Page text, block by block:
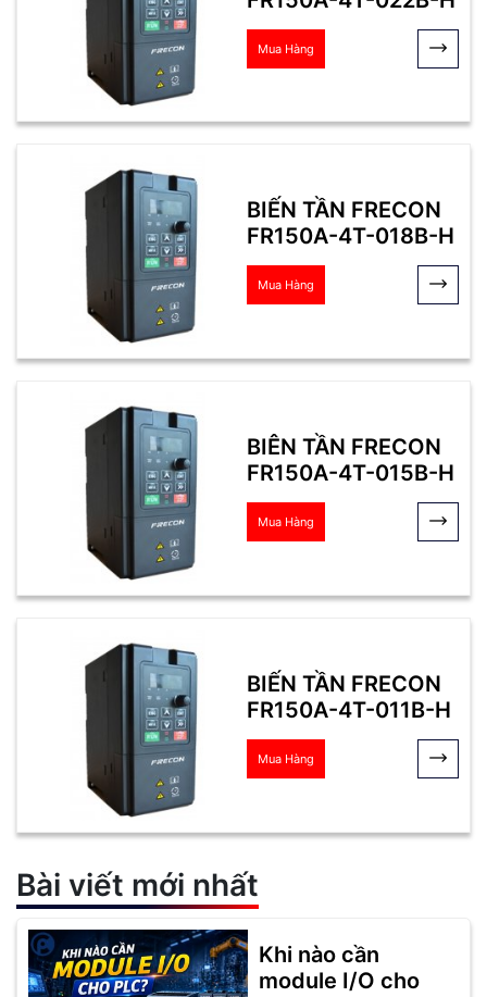
Mua Hàng
BIẾN TẦN FRECON
FR150A-4T-018B-H
Mua Hàng
BIÊN TẦN FRECON
FR150A-4T-015B-H
Mua Hàng
BIẾN TẦN FRECON
FR150A-4T-011B-H
Mua Hàng
Bài viết mới nhất
Khi nào cần
module I/O cho